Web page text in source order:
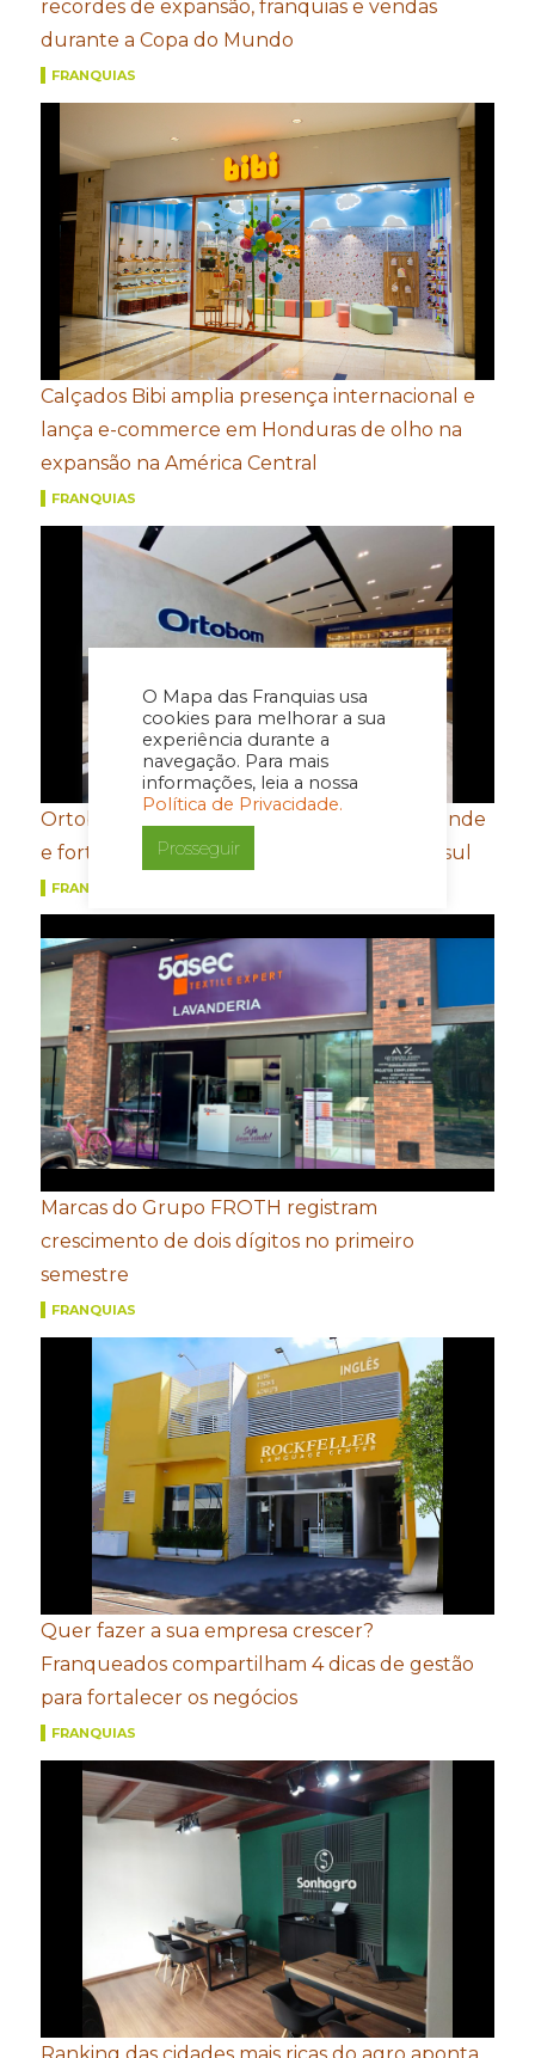
O Mapa das Franquias usa
cookies para melhorar a sua
experiência durante a
navegação. Para mais
informações, leia a nossa
Política de Privacidade.
Prosseguir
recordes de expansão, franquias e vendas
durante a Copa do Mundo
FRANQUIAS
Calçados Bibi amplia presença internacional e
lança e-commerce em Honduras de olho na
expansão na América Central
FRANQUIAS
Ortobom aposta em novo conceito de estande
e fortalecimento de portfólio para a Movelsul
FRANQUIAS
Marcas do Grupo FROTH registram
crescimento de dois dígitos no primeiro
semestre
FRANQUIAS
Quer fazer a sua empresa crescer?
Franqueados compartilham 4 dicas de gestão
para fortalecer os negócios
FRANQUIAS